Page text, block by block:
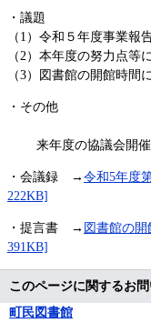
・議題
（1）令和５年度事業報
（2）本年度の努力点等
（3）図書館の開館時間
・その他
来年度の協議会開催
・会議録 → 令和5年度
222KB]
・提言書 → 図書館の
391KB]
このページに関するお
町民図書館